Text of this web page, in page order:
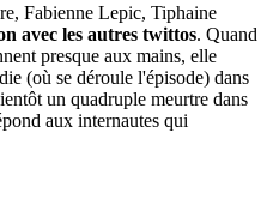
Fabienne Lepic, Tiphaine
avec les autres twittos. Quand
presque aux mains, elle
(où se déroule l'épisode) dans
un quadruple meurtre dans
aux internautes qui